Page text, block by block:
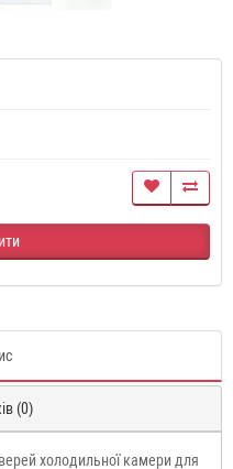
(0)
холодильної камери для